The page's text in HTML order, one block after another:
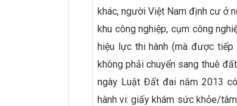
khác, người Việt Nam định cư ở
khu công nghiệp, cụm công
hiệu lực thi hành (mà được
không phải chuyển sang thuê
ngày Luật Đất đai năm 2013
hành vi: giấy khám sức khỏe/